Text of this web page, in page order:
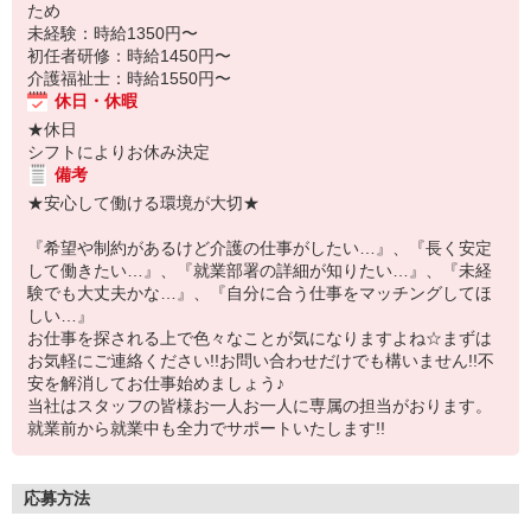
ため
未経験：時給1350円〜
初任者研修：時給1450円〜
介護福祉士：時給1550円〜
休日・休暇
★休日
シフトによりお休み決定
備考
★安心して働ける環境が大切★
『希望や制約があるけど介護の仕事がしたい…』、『長く安定
して働きたい…』、『就業部署の詳細が知りたい…』、『未経
験でも大丈夫かな…』、『自分に合う仕事をマッチングしてほ
しい…』
お仕事を探される上で色々なことが気になりますよね☆まずは
お気軽にご連絡ください!!お問い合わせだけでも構いません!!不
安を解消してお仕事始めましょう♪
当社はスタッフの皆様お一人お一人に専属の担当がおります。
就業前から就業中も全力でサポートいたします!!
応募方法